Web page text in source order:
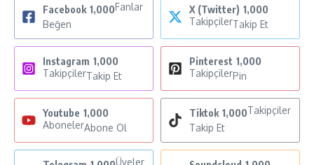
Facebook 1,000Fanlar
Beğen
X (Twitter) 1,000
TakipçilerTakip Et
Instagram 1,000
TakipçilerTakip Et
Pinterest 1,000
TakipçilerPin
Youtube 1,000
AbonelerAbone Ol
Tiktok 1,000Takipçiler
Takip Et
Üyeler